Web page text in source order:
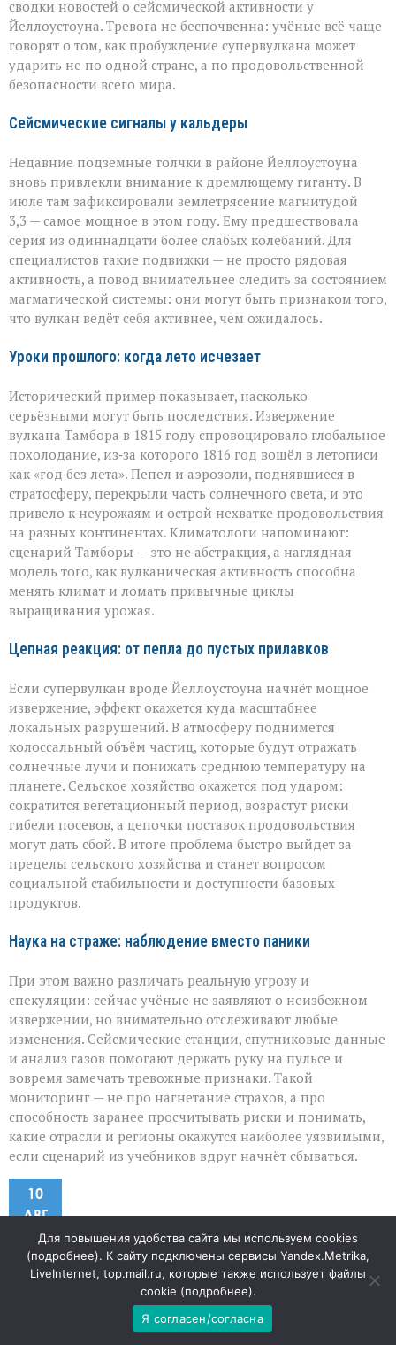
сводки новостей о сейсмической активности у
Йеллоустоуна. Тревога не беспочвенна: учёные всё чаще
говорят о том, как пробуждение супервулкана может
ударить не по одной стране, а по продовольственной
безопасности всего мира.
Сейсмические сигналы у кальдеры
Недавние подземные толчки в районе Йеллоустоуна
вновь привлекли внимание к дремлющему гиганту. В
июле там зафиксировали землетрясение магнитудой
3,3 — самое мощное в этом году. Ему предшествовала
серия из одиннадцати более слабых колебаний. Для
специалистов такие подвижки — не просто рядовая
активность, а повод внимательнее следить за состоянием
магматической системы: они могут быть признаком того,
что вулкан ведёт себя активнее, чем ожидалось.
Уроки прошлого: когда лето исчезает
Исторический пример показывает, насколько
серьёзными могут быть последствия. Извержение
вулкана Тамбора в 1815 году спровоцировало глобальное
похолодание, из‑за которого 1816 год вошёл в летописи
как «год без лета». Пепел и аэрозоли, поднявшиеся в
стратосферу, перекрыли часть солнечного света, и это
привело к неурожаям и острой нехватке продовольствия
на разных континентах. Климатологи напоминают:
сценарий Тамборы — это не абстракция, а наглядная
модель того, как вулканическая активность способна
менять климат и ломать привычные циклы
выращивания урожая.
Цепная реакция: от пепла до пустых прилавков
Если супервулкан вроде Йеллоустоуна начнёт мощное
извержение, эффект окажется куда масштабнее
локальных разрушений. В атмосферу поднимется
колоссальный объём частиц, которые будут отражать
солнечные лучи и понижать среднюю температуру на
планете. Сельское хозяйство окажется под ударом:
сократится вегетационный период, возрастут риски
гибели посевов, а цепочки поставок продовольствия
могут дать сбой. В итоге проблема быстро выйдет за
пределы сельского хозяйства и станет вопросом
социальной стабильности и доступности базовых
продуктов.
Наука на страже: наблюдение вместо паники
При этом важно различать реальную угрозу и
спекуляции: сейчас учёные не заявляют о неизбежном
извержении, но внимательно отслеживают любые
изменения. Сейсмические станции, спутниковые данные
и анализ газов помогают держать руку на пульсе и
вовремя замечать тревожные признаки. Такой
мониторинг — не про нагнетание страхов, а про
способность заранее просчитывать риски и понимать,
какие отрасли и регионы окажутся наиболее уязвимыми,
если сценарий из учебников вдруг начнёт сбываться.
10
АВГ
Что ждёт школьников с
1 сентября: новые акценты в
Для повышения удобства сайта мы используем cookies
(подробнее). К сайту подключены сервисы Yandex.Metrika,
LiveInternet, top.mail.ru, которые также использует файлы
cookie (подробнее).
Я согласен/согласна